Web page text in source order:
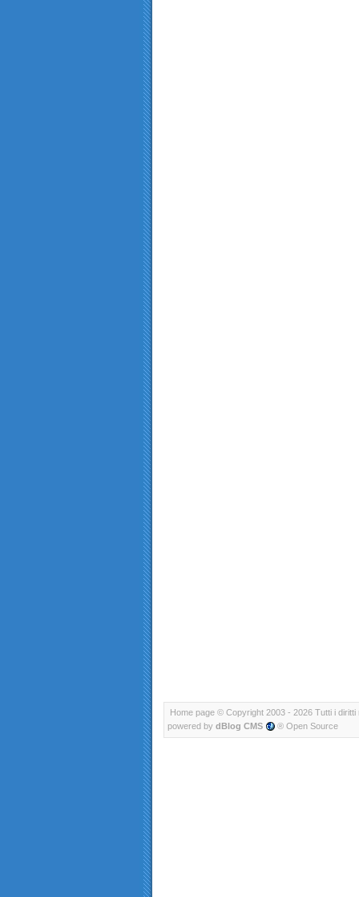
Home page © Copyright 2003 - 2026 Tutti i diritti
powered by dBlog CMS ® Open Source